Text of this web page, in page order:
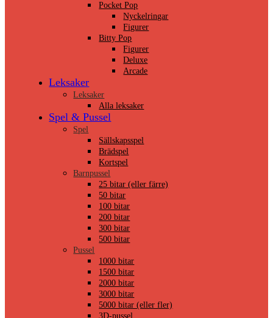
Pocket Pop
Nyckelringar
Figurer
Bitty Pop
Figurer
Deluxe
Arcade
Leksaker
Leksaker
Alla leksaker
Spel & Pussel
Spel
Sällskapsspel
Brädspel
Kortspel
Barnpussel
25 bitar (eller färre)
50 bitar
100 bitar
200 bitar
300 bitar
500 bitar
Pussel
1000 bitar
1500 bitar
2000 bitar
3000 bitar
5000 bitar (eller fler)
3D-pussel